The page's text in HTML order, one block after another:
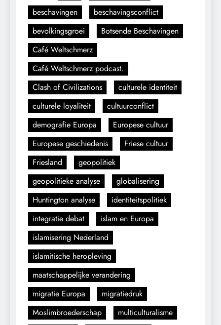
beschavingen
beschavingsconflict
bevolkingsgroei
Botsende Beschavingen
Café Weltschmerz
Café Weltschmerz podcast.
Clash of Civilizations
culturele identiteit
culturele loyaliteit
cultuurconflict
demografie Europa
Europese cultuur
Europese geschiedenis
Friese cultuur
Friesland
geopolitiek
geopolitieke analyse
globalisering
Huntington analyse
identiteitspolitiek
integratie debat
islam en Europa
islamisering Nederland
islamitische heropleving
maatschappelijke verandering
migratie Europa
migratiedruk
Moslimbroederschap
multiculturalisme